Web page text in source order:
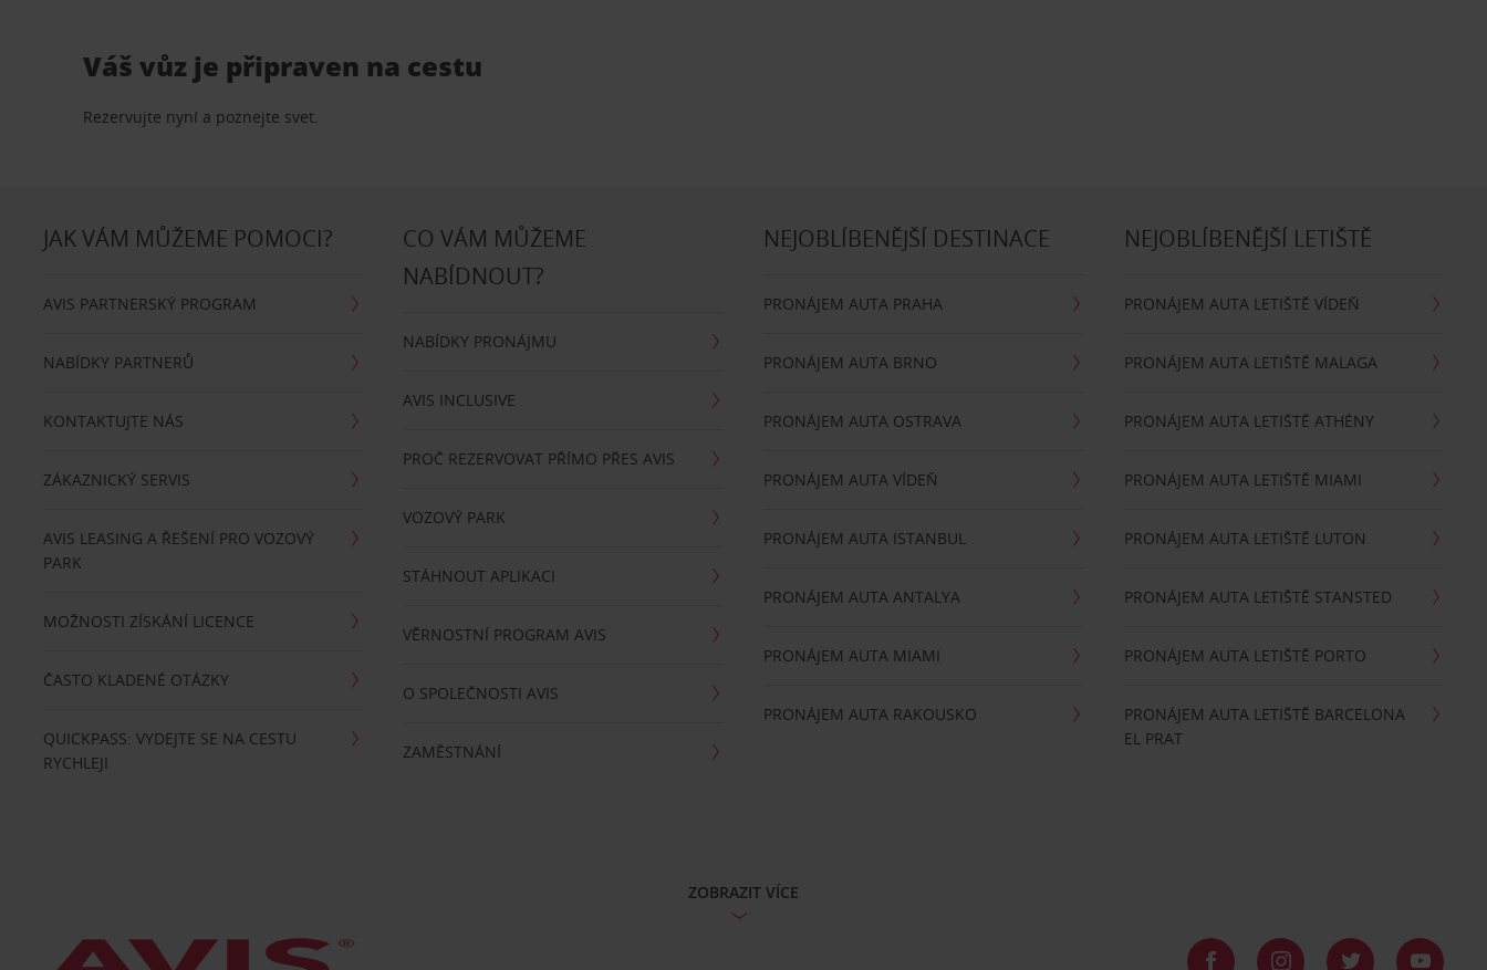
Váš vůz je připraven na cestu
Rezervujte nyní a poznejte svet.
JAK VÁM MŮŽEME POMOCI?
AVIS PARTNERSKÝ PROGRAM
NABÍDKY PARTNERŮ
KONTAKTUJTE NÁS
ZÁKAZNICKÝ SERVIS
AVIS LEASING A ŘEŠENÍ PRO VOZOVÝ
PARK
MOŽNOSTI ZÍSKÁNÍ LICENCE
ČASTO KLADENÉ OTÁZKY
QUICKPASS: VYDEJTE SE NA CESTU
RYCHLEJI
CO VÁM MŮŽEME
NABÍDNOUT?
NABÍDKY PRONÁJMU
AVIS INCLUSIVE
PROČ REZERVOVAT PŘÍMO PŘES AVIS
VOZOVÝ PARK
STÁHNOUT APLIKACI
VĚRNOSTNÍ PROGRAM AVIS
O SPOLEČNOSTI AVIS
ZAMĚSTNÁNÍ
NEJOBLÍBENĚJŠÍ DESTINACE
PRONÁJEM AUTA PRAHA
PRONÁJEM AUTA BRNO
PRONÁJEM AUTA OSTRAVA
PRONÁJEM AUTA VÍDEŇ
PRONÁJEM AUTA ISTANBUL
PRONÁJEM AUTA ANTALYA
PRONÁJEM AUTA MIAMI
PRONÁJEM AUTA RAKOUSKO
NEJOBLÍBENĚJŠÍ LETIŠTĚ
PRONÁJEM AUTA LETIŠTĚ VÍDEŇ
PRONÁJEM AUTA LETIŠTĚ MALAGA
PRONÁJEM AUTA LETIŠTĚ ATHÉNY
PRONÁJEM AUTA LETIŠTĚ MIAMI
PRONÁJEM AUTA LETIŠTĚ LUTON
PRONÁJEM AUTA LETIŠTĚ STANSTED
PRONÁJEM AUTA LETIŠTĚ PORTO
PRONÁJEM AUTA LETIŠTĚ BARCELONA
EL PRAT
ZOBRAZIT VÍCE